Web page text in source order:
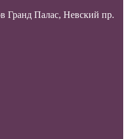
Гранд Палас, Невский пр.